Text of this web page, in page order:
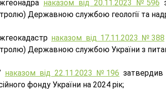
наказом від 20.11.2023 №596
Державною службою геології та
наказом від 17.11.2023 №388
Державною службою України з
наказом від 22.11.2023 №196 затвердив
фонду України на 2024 рік;